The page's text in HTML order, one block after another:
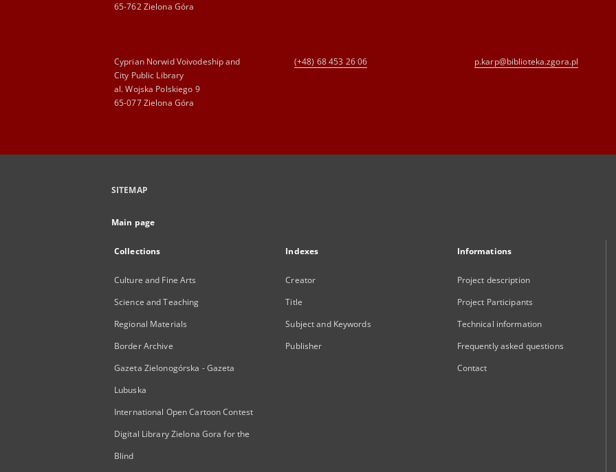
65-762 Zielona Góra
Cyprian Norwid Voivodeship and
City Public Library
al. Wojska Polskiego 9
65-077 Zielona Góra
(+48) 68 453 26 06 p.karp@biblioteka.zgora.pl
SITEMAP
Main page
Collections
Culture and Fine Arts
Science and Teaching
Regional Materials
Border Archive
Gazeta Zielonogórska - Gazeta
Lubuska
International Open Cartoon Contest
Digital Library Zielona Gora for the
Blind
Indexes
Creator
Title
Subject and Keywords
Publisher
Informations
Project description
Project Participants
Technical information
Frequently asked questions
Contact